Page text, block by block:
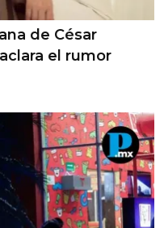
de César
el rumor